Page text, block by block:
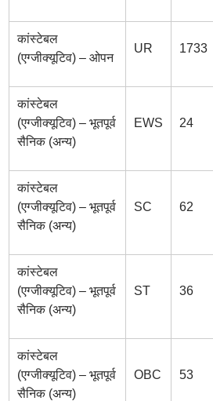
कांस्टेबल
(एग्जीक्यूटिव) – ओपन
UR 1733
कांस्टेबल
(एग्जीक्यूटिव) – भूतपूर्व
सैनिक (अन्य)
EWS 24
कांस्टेबल
(एग्जीक्यूटिव) – भूतपूर्व
सैनिक (अन्य)
SC 62
कांस्टेबल
(एग्जीक्यूटिव) – भूतपूर्व
सैनिक (अन्य)
ST 36
कांस्टेबल
(एग्जीक्यूटिव) – भूतपूर्व
सैनिक (अन्य)
OBC 53